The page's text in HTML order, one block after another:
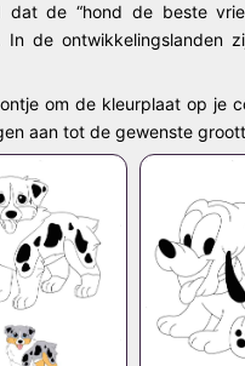
de “hond de beste
de ontwikkelingslanden
om de kleurplaat op je
aan tot de gewenste